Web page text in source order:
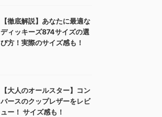
【徹底解説】あなたに最適な
ディッキーズ874サイズの選
び方！実際のサイズ感も！
【大人のオールスター】コン
バースのクップレザーをレビ
ュー！ サイズ感も！